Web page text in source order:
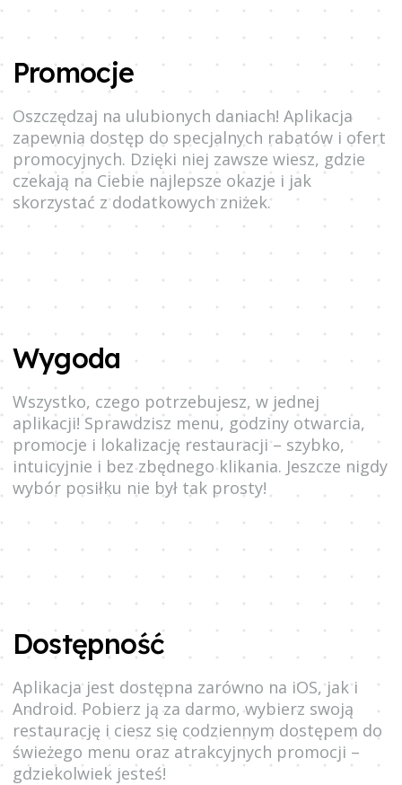
Promocje
Oszczędzaj na ulubionych daniach! Aplikacja
zapewnia dostęp do specjalnych rabatów i ofert
promocyjnych. Dzięki niej zawsze wiesz, gdzie
czekają na Ciebie najlepsze okazje i jak
skorzystać z dodatkowych zniżek.
Wygoda
Wszystko, czego potrzebujesz, w jednej
aplikacji! Sprawdzisz menu, godziny otwarcia,
promocje i lokalizację restauracji – szybko,
intuicyjnie i bez zbędnego klikania. Jeszcze nigdy
wybór posiłku nie był tak prosty!
Dostępność
Aplikacja jest dostępna zarówno na iOS, jak i
Android. Pobierz ją za darmo, wybierz swoją
restaurację i ciesz się codziennym dostępem do
świeżego menu oraz atrakcyjnych promocji –
gdziekolwiek jesteś!